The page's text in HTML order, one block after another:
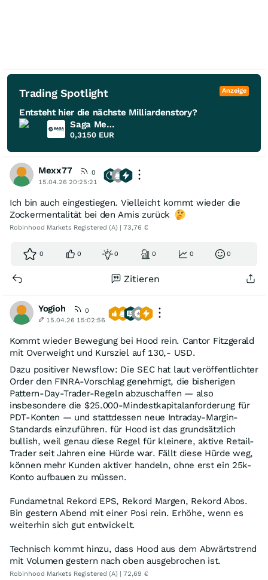
Trading Spotlight Anzeige
Entsteht hier die nächste Milliardenstory?
Saga Metals
0,3150 EUR
Mexx77
0
15.04.26 20:25:21
Ich bin auch eingestiegen. Vielleicht kommt wieder die
Zockermentalität bei den Amis zurück
Robinhood Markets Registered (A) | 73,76 €
0 0 0 0 0 0
Zitieren
Yogioh
0
15.04.26 15:02:56
Kommt wieder Bewegung bei Hood rein. Cantor Fitzgerald
mit Overweight und Kursziel auf 130,- USD.
Dazu positiver Newsflow: Die SEC hat laut veröffentlichter
Order den FINRA-Vorschlag genehmigt, die bisherigen
Pattern-Day-Trader-Regeln abzuschaffen — also
insbesondere die $25.000-Mindestkapitalanforderung für
PDT-Konten — und stattdessen neue Intraday-Margin-
Standards einzuführen. für Hood ist das grundsätzlich
bullish, weil genau diese Regel für kleinere, aktive Retail-
Trader seit Jahren eine Hürde war. Fällt diese Hürde weg,
können mehr Kunden aktiver handeln, ohne erst ein 25k-
Konto aufbauen zu müssen.
Fundametnal Rekord EPS, Rekord Margen, Rekord Abos.
Bin gestern Abend mit einer Posi rein. Erhöhe, wenn es
weiterhin sich gut entwickelt.
Technisch kommt hinzu, dass Hood aus dem Abwärtstrend
mit Volumen gestern nach oben ausgebrochen ist.
Robinhood Markets Registered (A) | 72,69 €